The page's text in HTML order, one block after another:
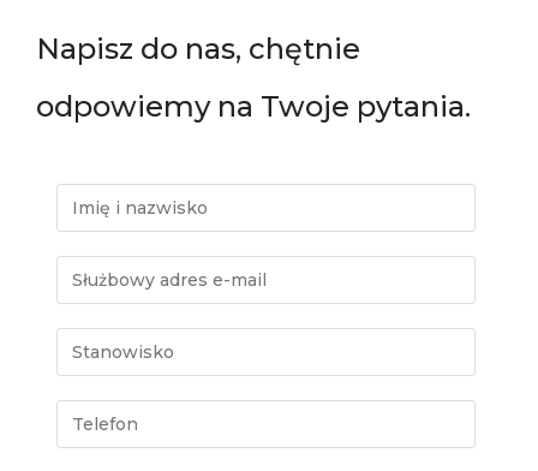
Napisz do nas, chętnie
odpowiemy na Twoje pytania.